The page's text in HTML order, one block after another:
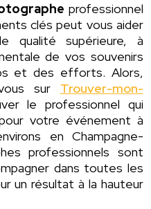
professionnel
clés peut vous aider
qualité supérieure, à
de vos souvenirs
et des efforts. Alors,
sur Trouver-mon-
le professionnel qui
votre événement à
en Champagne-
professionnels sont
dans toutes les
un résultat à la hauteur